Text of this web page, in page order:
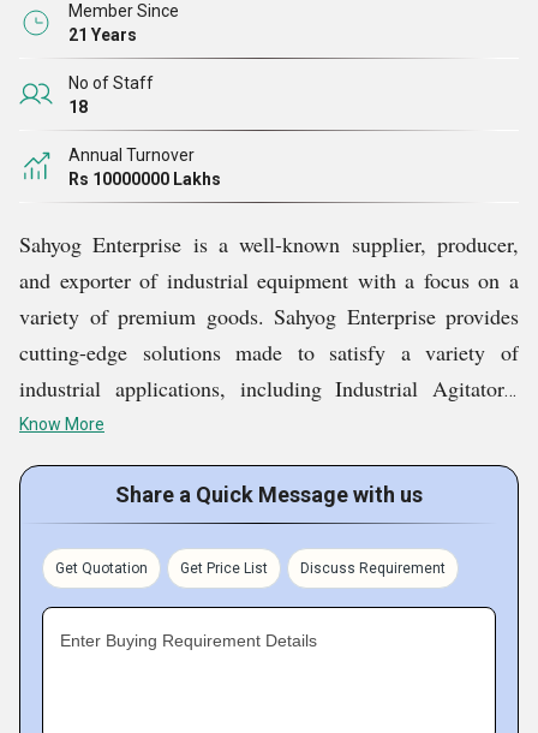
Member Since
21 Years
No of Staff
18
Annual Turnover
Rs 10000000 Lakhs
Sahyog Enterprise is a well-known supplier, producer,
and exporter of industrial equipment with a focus on a
variety of premium goods. Sahyog Enterprise provides
cutting-edge solutions made to satisfy a variety of
industrial applications, including Industrial Agitators,
Industrial High Speed Disperser, Direct Drive Mixer,
Colour Mixing Machine, Mixing Machine, etc. The
company combines experience and state-of-the-art
technology with a dedication to excellence and customer
satisfaction to guarantee exceptional performance and
dependability in every product. Sahyog Enterprise is a
globally recognized company that is trusted for its
Know More
Share a Quick Message with us
Get Quotation Get Price List Discuss Requirement
Enter Buying Requirement Details